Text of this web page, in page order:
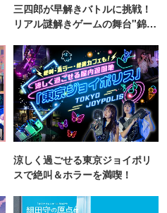
三四郎が早解きバトルに挑戦！
リアル謎解きゲームの舞台"錦糸
涼しく過ごせる東京ジョイポリ
スで絶叫＆ホラーを満喫！